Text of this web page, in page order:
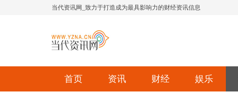
当代资讯网_致力于打造成为最具影响力的财经资讯信息
首页 资讯 财经 娱乐